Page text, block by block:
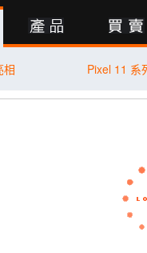
相 Pixel 11 系